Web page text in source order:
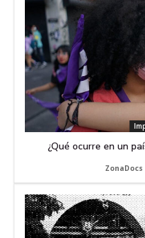
¿Qué ocurre en un
ZonaDocs